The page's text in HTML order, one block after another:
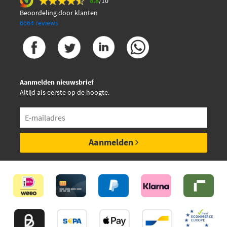
Beoordeling door klanten
6664 reviews
Aanmelden nieuwsbrief
Altijd als eerste op de hoogte.
Aanmelden